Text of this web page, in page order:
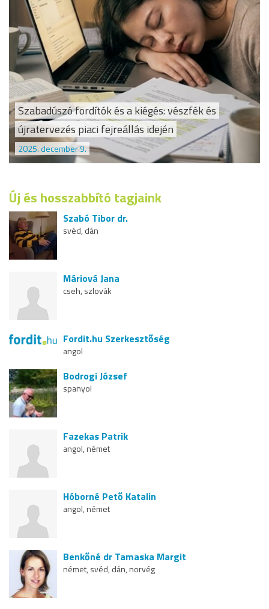
Szabadúszó fordítók és a kiégés: vészfék és
újratervezés piaci fejreállás idején
2025. december 9.
Új és hosszabbító tagjaink
Szabó Tibor dr.
svéd, dán
Máriová Jana
cseh, szlovák
Fordit.hu Szerkesztőség
angol
Bodrogi József
spanyol
Fazekas Patrik
angol, német
Hóborné Pető Katalin
angol, német
Benkőné dr Tamaska Margit
német, svéd, dán, norvég